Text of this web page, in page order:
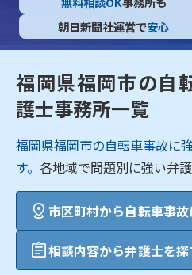
朝日新聞社運営で安心
福岡県福岡市の自
護士事務所一覧
福岡県福岡市の自転車事故に
す。各地域で問題別に強い弁
市区町村から自転車事
相談内容から弁護士を探